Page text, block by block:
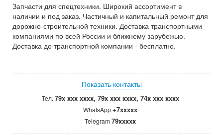
Запчасти для спецтехники. Широкий ассортимент в
наличии и под заказ. Частичный и капитальный ремонт для
дорожно-строительной техники. Доставка транспортными
компаниями по всей России и ближнему зарубежью.
Доставка до транспортной компании - бесплатно.
Показать контакты
Тел. 79x xxx xxxx, 79x xxx xxxx, 74x xxx xxxx
WhatsApp+7xxxxx
Telegram 79xxxxx